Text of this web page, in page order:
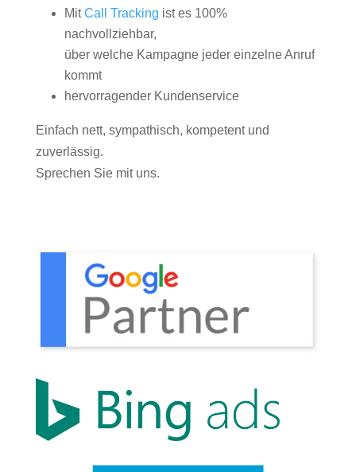
MitCall Tracking ist es 100%
nachvollziehbar,
über welche Kampagne jeder einzelne Anruf
kommt
hervorragender Kundenservice
Einfach nett, sympathisch, kompetent und
zuverlässig.
Sprechen Sie mit uns.